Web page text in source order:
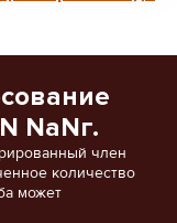
NaNг.
член
количество
может